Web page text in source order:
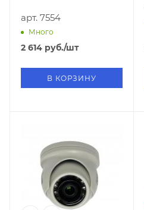
арт. 7554
Много
2 614 руб./шт
В КОРЗИНУ